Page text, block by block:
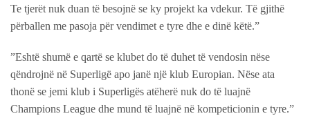
Te tjerët nuk duan të besojnë se ky projekt ka vdekur. Të gjithë
përballen me pasoja për vendimet e tyre dhe e dinë këtë.”
”Eshtë shumë e qartë se klubet do të duhet të vendosin nëse
qëndrojnë në Superligë apo janë një klub Europian. Nëse ata
thonë se jemi klub i Superligës atëherë nuk do të luajnë
Champions League dhe mund të luajnë në kompeticionin e tyre.”